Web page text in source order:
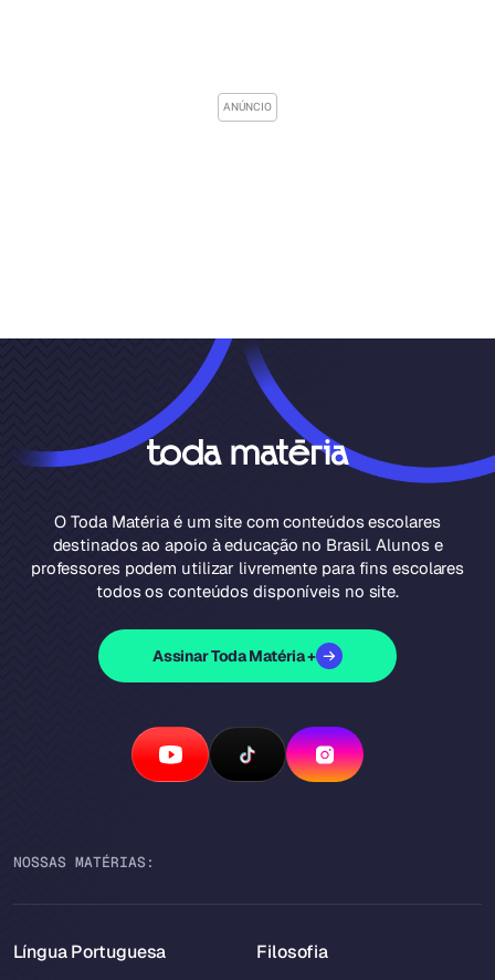
O Toda Matéria é um site com conteúdos escolares
destinados ao apoio à educação no Brasil. Alunos e
professores podem utilizar livremente para fins escolares
todos os conteúdos disponíveis no site.
Assinar Toda Matéria +
NOSSAS MATÉRIAS:
Língua Portuguesa Filosofia